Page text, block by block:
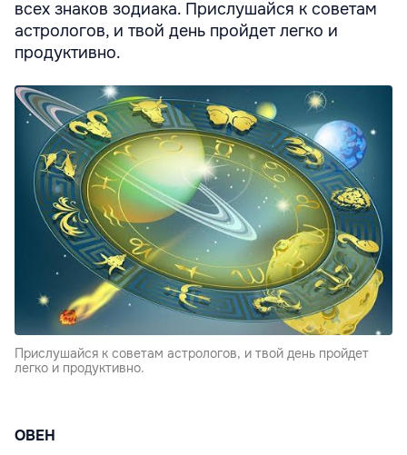
всех знаков зодиака. Прислушайся к советам
астрологов, и твой день пройдет легко и
продуктивно.
Прислушайся к советам астрологов, и твой день пройдет
легко и продуктивно.
ОВЕН